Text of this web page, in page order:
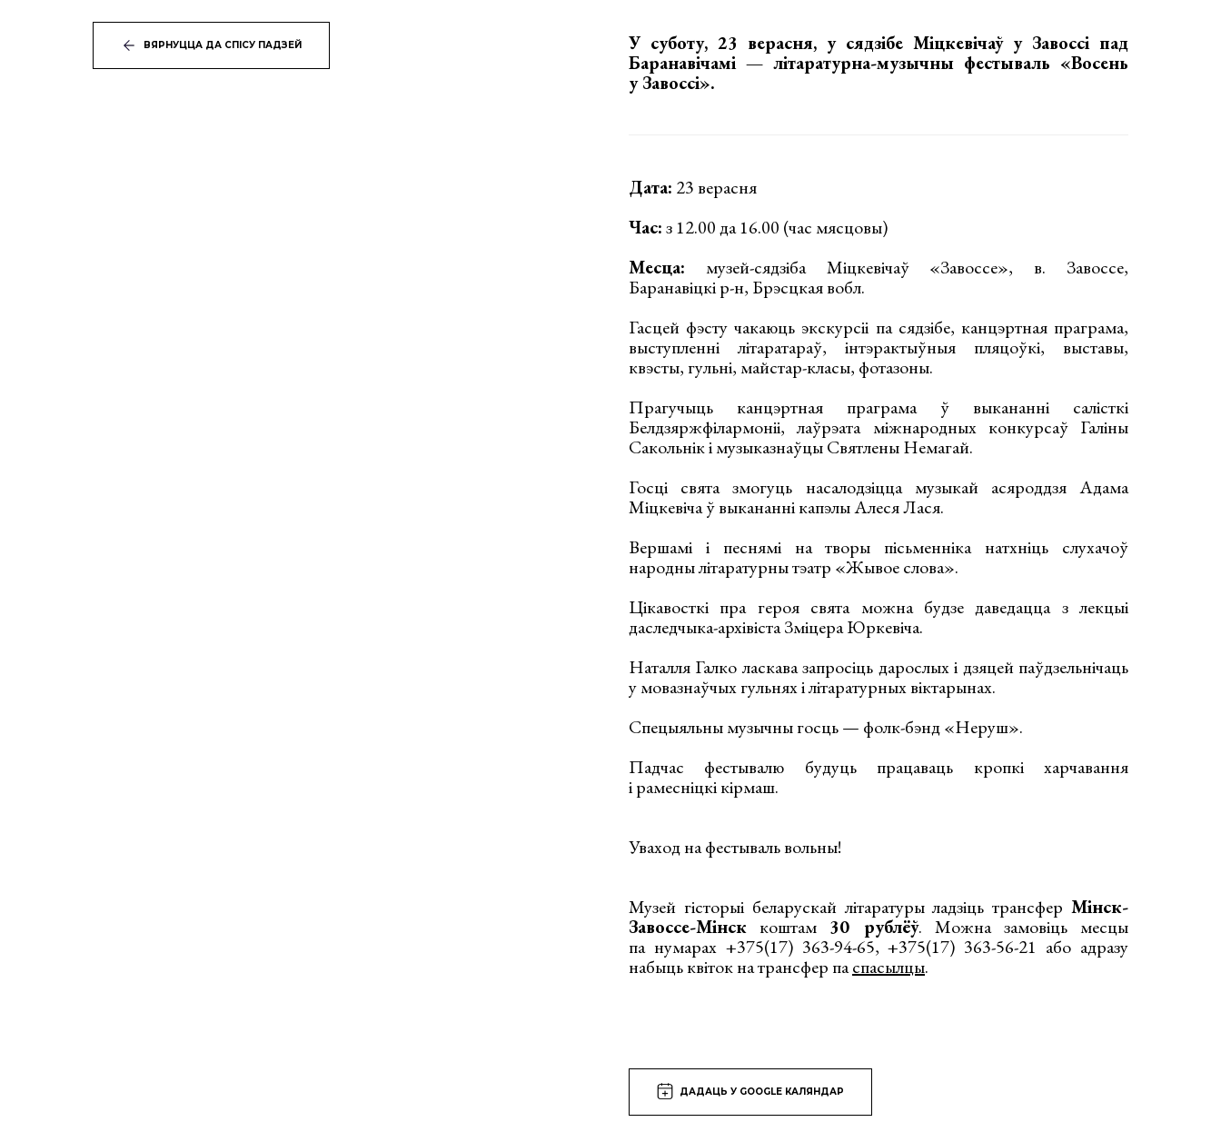
ВЯРНУЦЦА ДА СПІСУ ПАДЗЕЙ
У суботу, 23 верасня, у сядзібе Міцкевічаў у Завоссі пад
Баранавічамі — літаратурна-музычны фестываль «Восень
у Завоссі».
Дата: 23 верасня
Час:з 12.00 да 16.00 (час мясцовы)
Месца: музей-сядзіба Міцкевічаў «Завоссе», в. Завоссе,
Баранавіцкі р-н, Брэсцкая вобл.
Гасцей фэсту чакаюць экскурсіі па сядзібе, канцэртная праграма,
выступленні літаратараў, інтэрактыўныя пляцоўкі, выставы,
квэсты, гульні, майстар-класы, фотазоны.
Прагучыць канцэртная праграма ў выкананні салісткі
Белдзяржфілармоніі, лаўрэата міжнародных конкурсаў Галіны
Сакольнік і музыказнаўцы Святлены Немагай.
Госці свята змогуць насалодзіцца музыкай асяроддзя Адама
Міцкевіча ў выкананні капэлы Алеся Лася.
Вершамі і песнямі на творы пісьменніка натхніць слухачоў
народны літаратурны тэатр «Жывое слова».
Цікавосткі пра героя свята можна будзе даведацца з лекцыі
даследчыка-архівіста Зміцера Юркевіча.
Наталля Галко ласкава запросіць дарослых і дзяцей паўдзельнічаць
у мовазнаўчых гульнях і літаратурных віктарынах.
Спецыяльны музычны госць — фолк-бэнд «Неруш».
Падчас фестывалю будуць працаваць кропкі харчавання
і рамесніцкі кірмаш.
Уваход на фестываль вольны!
Музей гісторыі беларускай літаратуры ладзіць трансфер Мінск-
Завоссе-Мінск коштам 30 рублёў. Можна замовіць месцы
па нумарах +375(17) 363-94-65, +375(17) 363-56-21 або адразу
набыць квіток на трансфер паспасылцы.
ДАДАЦЬ У GOOGLE КАЛЯНДАР